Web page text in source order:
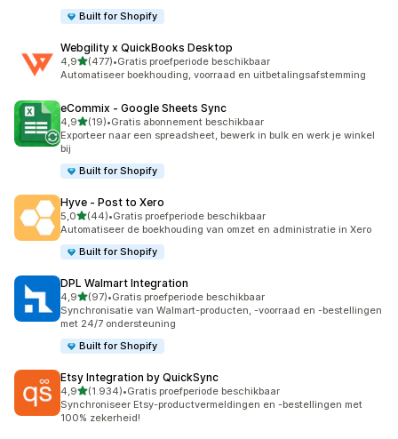
Built for Shopify
Webgility x QuickBooks Desktop
4,9van 5 sterren
(477)
477 recensies in totaal
•Gratis proefperiode beschikbaar
Automatiseer boekhouding, voorraad en uitbetalingsafstemming
eCommix ‑ Google Sheets Sync
4,9van 5 sterren
(19)
19 recensies in totaal
•Gratis abonnement beschikbaar
Exporteer naar een spreadsheet, bewerk in bulk en werk je winkel
bij
Built for Shopify
Hyve ‑ Post to Xero
5,0van 5 sterren
(44)
44 recensies in totaal
•Gratis proefperiode beschikbaar
Automatiseer de boekhouding van omzet en administratie in Xero
Built for Shopify
DPL Walmart Integration
4,9van 5 sterren
(97)
97 recensies in totaal
•Gratis proefperiode beschikbaar
Synchronisatie van Walmart-producten, -voorraad en -bestellingen
met 24/7 ondersteuning
Built for Shopify
Etsy Integration by QuickSync
4,9van 5 sterren
(1.934)
1934 recensies in totaal
•Gratis proefperiode beschikbaar
Synchroniseer Etsy-productvermeldingen en -bestellingen met
100% zekerheid!